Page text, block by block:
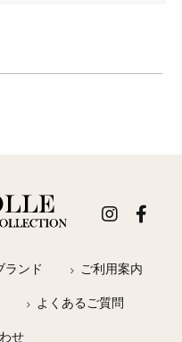
ランド ご利用案内
よくあるご質問
せ